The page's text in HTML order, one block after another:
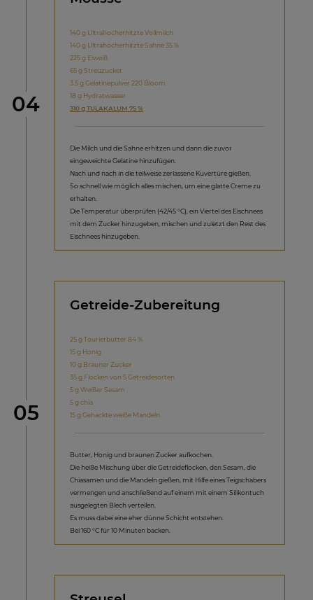
Schritt
04
140 g Ultrahocherhitzte Vollmilch
140 g Ultrahocherhitzte Sahne 35 %
225 g Eiweiß
65 g Streuzucker
3.5 g Gelatinepulver 220 Bloom
18 g Hydratwasser
310 g TULAKALUM 75 %
Die Milch und die Sahne erhitzen und dann die zuvor
eingeweichte Gelatine hinzufügen.
Nach und nach in die teilweise zerlassene Kuvertüre gießen.
So schnell wie möglich alles mischen, um eine glatte Creme zu
erhalten.
Die Temperatur überprüfen (42/45 °C), ein Viertel des Eischnees
mit dem Zucker hinzugeben, mischen und zuletzt den Rest des
Eischnees hinzugeben.
Schritt
05
Getreide-Zubereitung
25 g Tourierbutter 84 %
15 g Honig
10 g Brauner Zucker
35 g Flocken von 5 Getreidesorten
5 g Weißer Sesam
5 g chia
15 g Gehackte weiße Mandeln
Butter, Honig und braunen Zucker aufkochen.
Die heiße Mischung über die Getreideflocken, den Sesam, die
Chiasamen und die Mandeln gießen, mit Hilfe eines Teigschabers
vermengen und anschließend auf einem mit einem Silikontuch
ausgelegten Blech verteilen.
Es muss dabei eine eher dünne Schicht entstehen.
Bei 160 °C für 10 Minuten backen.